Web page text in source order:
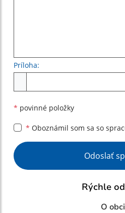
Príloha:
* povinné položky
* Oboznámil som sa so
Google reCaptcha Response
Odoslať
Rýchle
O obci